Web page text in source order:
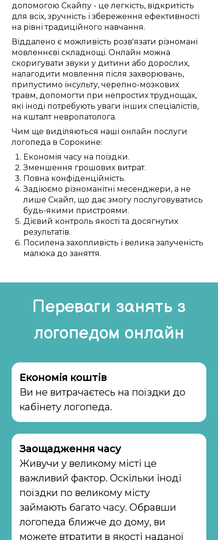
допомогою Скайпу - це легкість, відкритість
для всіх, зручність і збереження ефективності
на рівнітрадиційного навчання.
Віддалено є можливість розв'язати різномані
мовленнєві складнощі. Онлайн можна
скоригувати звуки у дитини або дорослих,
налагодити мовлення після захворювань,
припустимо інсульту, черепно-мозкових
травм, допомогти при непростихтруднощах,
які іноді потребують уваги інших спеціалістів,
на кшталт невропатолога.
Чим ще виділяються наші онлайн послуги
логопеда в Сорокине:
Економія часу на поїздки.
Зменшення грошових витрат.
Повна конфіденційність.
Задіюємо різноманітні месенджери, а не
лише Скайп, що дає змогу послуговуватись
будь-якими пристроями.
Дієвий контроль якості та досягнутих
результатів.
Посилена захопливість і велика залученість
малюка до заняття.
Переваги занять з
логопедом онлайн
Економія коштів
Ви не витрачаєтесь на поїздки до
кабінету логопеда.
Заощадження часу
Живучи у великому місті це
важливий фактор. Оскільки іноді
поїздки по великому місту
займають багато часу. Обравши
логопеда ближче до дому, ви
можете втратити в якості наданої